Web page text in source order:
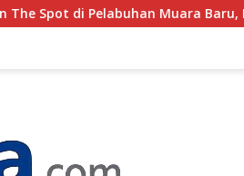
Baru, Polres Pelabuhan